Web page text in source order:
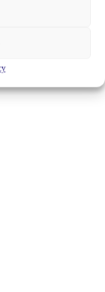
tra grandi ritorni